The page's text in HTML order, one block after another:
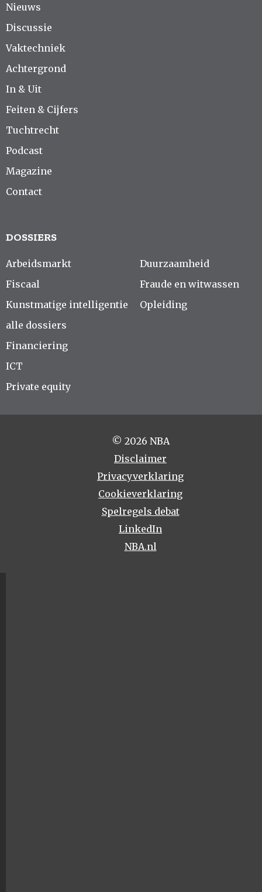
Nieuws
Discussie
Vaktechniek
Achtergrond
In & Uit
Feiten & Cijfers
Tuchtrecht
Podcast
Magazine
Contact
DOSSIERS
Arbeidsmarkt
Fiscaal
Kunstmatige intelligentie
alle dossiers
Duurzaamheid
Fraude en witwassen
Opleiding
Financiering
ICT
Private equity
© 2026 NBA
Disclaimer
Privacyverklaring
Cookieverklaring
Spelregels debat
LinkedIn
NBA.nl